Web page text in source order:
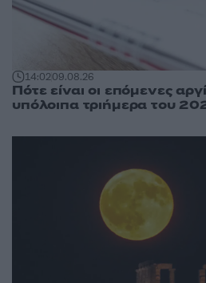
14:0209.08.26
Πότε είναι οι επόμενες
υπόλοιπα τριήμερα του